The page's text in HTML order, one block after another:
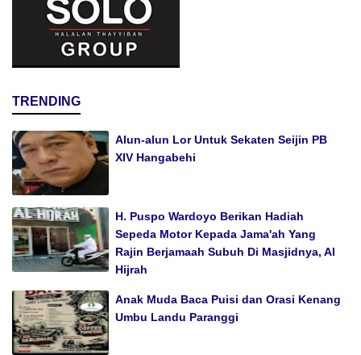
TRENDING
Alun-alun Lor Untuk Sekaten Seijin PB
XIV Hangabehi
H. Puspo Wardoyo Berikan Hadiah
Sepeda Motor Kepada Jama'ah Yang
Rajin Berjamaah Subuh Di Masjidnya, Al
Hijrah
Anak Muda Baca Puisi dan Orasi Kenang
Umbu Landu Paranggi